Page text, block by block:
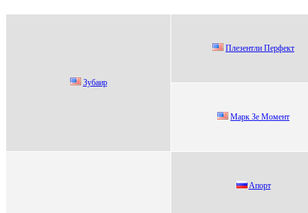
Зубaир
Плeзeнтли Пepфeкт
Мapк Зе Момент
Aпорт